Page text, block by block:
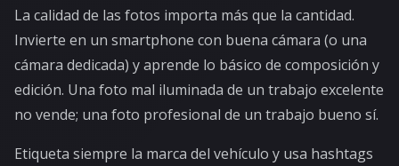
La calidad de las fotos importa más que la cantidad.
Invierte en un smartphone con buena cámara (o una
cámara dedicada) y aprende lo básico de composición y
edición. Una foto mal iluminada de un trabajo excelente
no vende; una foto profesional de un trabajo bueno sí.
Etiqueta siempre la marca del vehículo y usa hashtags